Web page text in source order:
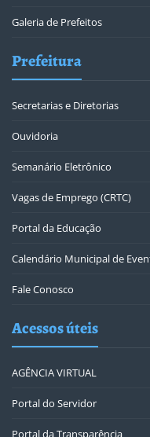
Galeria de Prefeitos
Prefeitura
Secretarias e Diretorias
Ouvidoria
Semanário Eletrônico
Vagas de Emprego (CRTC)
Portal da Educação
Calendário Municipal de
Fale Conosco
Acessos úteis
AGÊNCIA VIRTUAL
Portal do Servidor